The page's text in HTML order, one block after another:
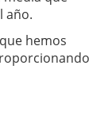
año.
hemos